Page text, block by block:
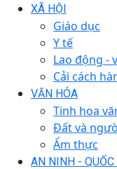
XÃ HỘI
Giáo dục
Y tế
Lao động -
Cải cách
VĂN HÓA
Tinh hoa
Đất và
Ẩm thực
AN NINH - QUỐC